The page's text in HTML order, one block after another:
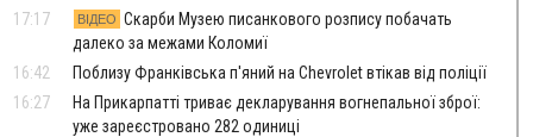
17:17
ВІДЕО Скарби Музею писанкового розпису побачать
далеко за межами Коломиї
16:42
Поблизу Франківська п'яний на Chevrolet втікав від поліції
16:27
На Прикарпатті триває декларування вогнепальної зброї:
уже зареєстровано 282 одиниці